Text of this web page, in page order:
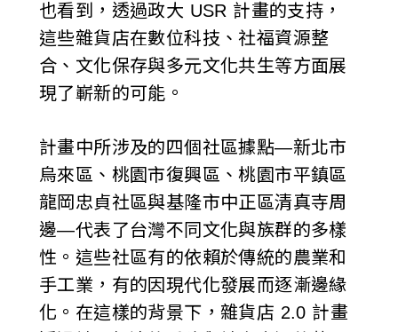
也看到，透過政大 USR 計畫的支持，
這些雜貨店在數位科技、社福資源整
合、文化保存與多元文化共生等方面展
現了嶄新的可能。
計畫中所涉及的四個社區據點—新北市
烏來區、桃園市復興區、桃園市平鎮區
龍岡忠貞社區與基隆市中正區清真寺周
邊—代表了台灣不同文化與族群的多樣
性。這些社區有的依賴於傳統的農業和
手工業，有的因現代化發展而逐漸邊緣
化。在這樣的背景下，雜貨店 2.0 計畫